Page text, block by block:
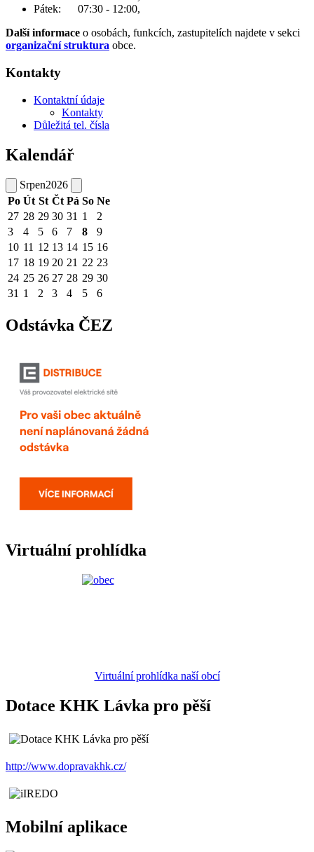
Pátek: 07:30 - 12:00,
Další informace o osobách, funkcích, zastupitelích najdete v sekci
organizační struktura obce.
Kontakty
Kontaktní údaje
Kontakty
Důležitá tel. čísla
Kalendář
Srpen2026
Po Út St Čt Pá So Ne
27 28 29 30 31 1
2
3
4 5 6 7 8
9
10 11 12 13 14 15 16
17 18 19 20 21 22 23
24 25 26 27 28 29 30
31 1 2 3 4 5 6
Odstávka ČEZ
Virtuální prohlídka
Virtuální prohlídka naší obcí
Dotace KHK Lávka pro pěší
http://www.dopravakhk.cz/
Mobilní aplikace